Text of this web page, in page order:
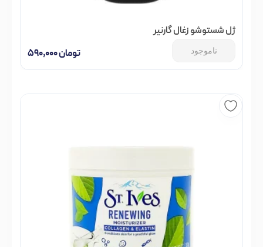
ژل شستوشو زغال گارنیر
تومان
ناموجود